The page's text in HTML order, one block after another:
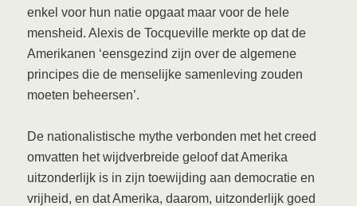
enkel voor hun natie opgaat maar voor de hele
mensheid. Alexis de Tocqueville merkte op dat de
Amerikanen ‘eensgezind zijn over de algemene
principes die de menselijke samenleving zouden
moeten beheersen’.
De nationalistische mythe verbonden met het creed
omvatten het wijdverbreide geloof dat Amerika
uitzonderlijk is in zijn toewijding aan democratie en
vrijheid, en dat Amerika, daarom, uitzonderlijk goed